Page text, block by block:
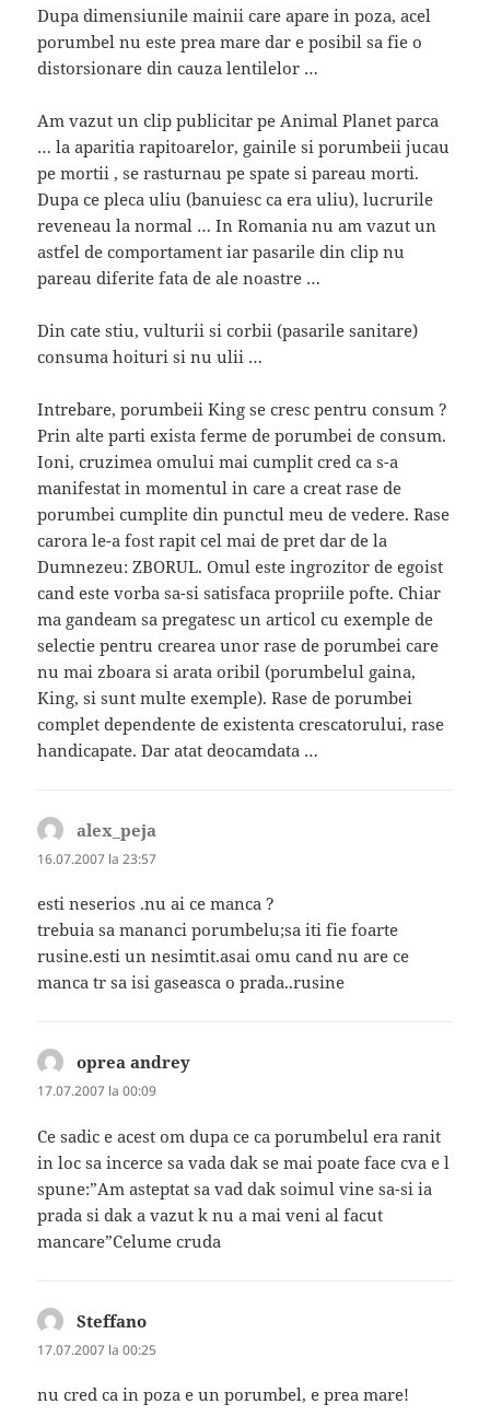
Dupa dimensiunile mainii care apare in poza, acel
porumbel nu este prea mare dar e posibil sa fie o
distorsionare din cauza lentilelor …
Am vazut un clip publicitar pe Animal Planet parca
… la aparitia rapitoarelor, gainile si porumbeii jucau
pe mortii , se rasturnau pe spate si pareau morti.
Dupa ce pleca uliu (banuiesc ca era uliu), lucrurile
reveneau la normal … In Romania nu am vazut un
astfel de comportament iar pasarile din clip nu
pareau diferite fata de ale noastre …
Din cate stiu, vulturii si corbii (pasarile sanitare)
consuma hoituri si nu ulii …
Intrebare, porumbeii King se cresc pentru consum ?
Prin alte parti exista ferme de porumbei de consum.
Ioni, cruzimea omului mai cumplit cred ca s-a
manifestat in momentul in care a creat rase de
porumbei cumplite din punctul meu de vedere. Rase
carora le-a fost rapit cel mai de pret dar de la
Dumnezeu: ZBORUL. Omul este ingrozitor de egoist
cand este vorba sa-si satisfaca propriile pofte. Chiar
ma gandeam sa pregatesc un articol cu exemple de
selectie pentru crearea unor rase de porumbei care
nu mai zboara si arata oribil (porumbelul gaina,
King, si sunt multe exemple). Rase de porumbei
complet dependente de existenta crescatorului, rase
handicapate. Dar atat deocamdata …
alex_peja
16.07.2007 la 23:57
esti neserios .nu ai ce manca ?
trebuia sa mananci porumbelu;sa iti fie foarte
rusine.esti un nesimtit.asai omu cand nu are ce
manca tr sa isi gaseasca o prada..rusine
oprea andrey
17.07.2007 la 00:09
Ce sadic e acest om dupa ce ca porumbelul era ranit
in loc sa incerce sa vada dak se mai poate face cva e l
spune:”Am asteptat sa vad dak soimul vine sa-si ia
prada si dak a vazut k nu a mai veni al facut
mancare”Celume cruda
Steffano
17.07.2007 la 00:25
nu cred ca in poza e un porumbel, e prea mare!